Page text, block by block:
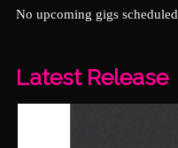
No upcoming gigs scheduled
Latest Release